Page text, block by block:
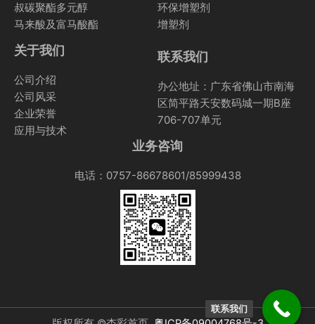
叔碳聚酯多元醇
马来酸及富马酸酯
环保增塑剂
增塑剂
关于我们
公司介绍
公司风采
企业荣誉
应用与技术
联系我们
办公地址：广东省佛山市南海
区简平路天安数码城一期B座
706-707单元
业务咨询
电话：0757-86678601/85999438
联系我们